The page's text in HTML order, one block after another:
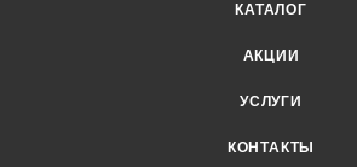
КАТАЛОГ
АКЦИИ
УСЛУГИ
КОНТАКТЫ